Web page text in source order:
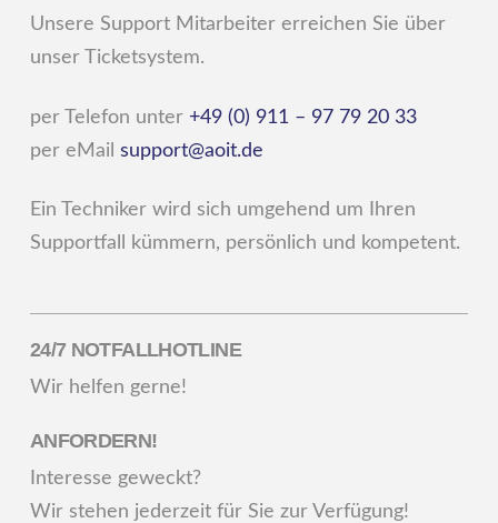
Unsere Support Mitarbeiter erreichen Sie über
unser Ticketsystem.
per Telefon unter +49 (0) 911 – 97 79 20 33
per eMail support@aoit.de
Ein Techniker wird sich umgehend um Ihren
Supportfall kümmern, persönlich und kompetent.
24/7 NOTFALLHOTLINE
Wir helfen gerne!
ANFORDERN!
Interesse geweckt?
Wir stehen jederzeit für Sie zur Verfügung!